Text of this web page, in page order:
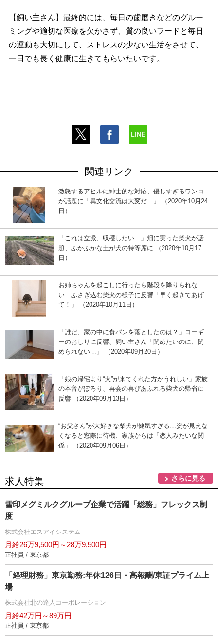
【飼い主さん】最終的には、毎日の歯磨きなどのグルー
ミングや適切な医療を欠かさず、質の良いフードと毎日
の運動も大切にして、ストレスの少ない生活をさせて、
一日でも長く健康に生きてもらいたいです。
関連リンク
激怒するアヒルに紳士的な対応、優しすぎるワンコ
が話題に「異文化交流は大変だ…」 （2020年10月24
日）
「これは立派、収穫したい…」畑に実った柴犬が話
題、ふかふかな土が犬の特等席に （2020年10月17
日）
お姉ちゃんを起こしに行ったら階段を降りられな
い…ふさぎ込む柴犬の様子に反響「早く起きてあげ
て！」 （2020年10月11日）
「誰だ、家の中に食パンを落としたのは？」コーギ
ーのおしりに反響、飼い主さん「閉めたいのに、閉
められない…」 （2020年09月20日）
「娘の帰宅より“犬”が来てくれた方がうれしい」家族
の本音がぽろり、再会の喜びあふれる柴犬の帰省に
反響 （2020年09月13日）
“お父さん”が大好きな柴犬が健気すぎる…姿が見えな
くなると窓際に待機、家族からは「恋人みたいな関
係」 （2020年09月06日）
求人特集 さらに見る
雪印メグミルクグループ企業で活躍「総務」フレックス制
度
株式会社エスアイシステム
月給26万9,500円～28万9,500円
正社員 / 東京都
「経理財務」東京勤務:年休126日・高報酬/東証プライム上
場
株式会社北の達人コーポレーション
月給42万円～89万円
正社員 / 東京都